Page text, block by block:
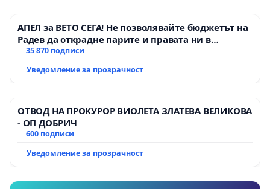
АПЕЛ за ВЕТО СЕГА! Не позволявайте бюджетът на
Радев да открадне парите и правата ни в
тъмното
35 870 подписи
Уведомление за прозрачност
ОТВОД НА ПРОКУРОР ВИОЛЕТА ЗЛАТЕВА ВЕЛИКОВА
- ОП ДОБРИЧ
600 подписи
Уведомление за прозрачност